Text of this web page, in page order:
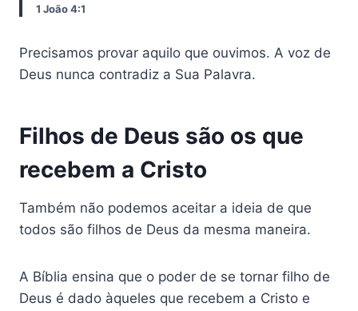
1 João 4:1
Precisamos provar aquilo que ouvimos. A voz de
Deus nunca contradiz a Sua Palavra.
Filhos de Deus são os que
recebem a Cristo
Também não podemos aceitar a ideia de que
todos são filhos de Deus da mesma maneira.
A Bíblia ensina que o poder de se tornar filho de
Deus é dado àqueles que recebem a Cristo e